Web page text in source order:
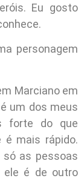
Eu gosto
personagem
Marciano em
um dos meus
forte do que
é mais rápido.
só as pessoas
ele é de outro